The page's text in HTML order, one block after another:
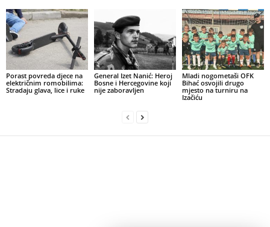
Porast povreda djece na
električnim romobilima:
Stradaju glava, lice i ruke
General Izet Nanić: Heroj
Bosne i Hercegovine koji
nije zaboravljen
Mladi nogometaši OFK
Bihać osvojili drugo
mjesto na turniru na
Izačiću